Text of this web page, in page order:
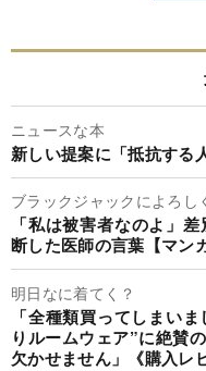
ニュースな本
新しい提案に「抵抗する
ブラックジャックによろし
「私は被害者なのよ」
断した医師の言葉【マン
明日なに着てく？
「全種類買ってしまい
りルームウェア”に絶賛
欠かせません」《購入レ